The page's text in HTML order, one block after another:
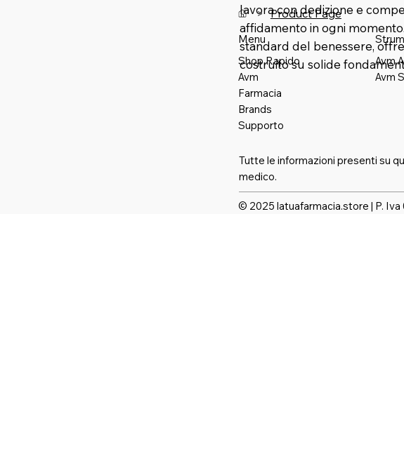
lavora con dedizione e
affidamento in ogni
standard del benessere,
costruito su solide
> Product Page
Menu
Shop Rapido
Avm
Farmacia
Brands
Supporto
Avm
Avm
Tutte le informazioni presenti su
medico.
© 2025 latuafarmacia.store | P. Iva